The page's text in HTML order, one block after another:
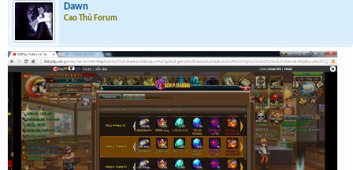
Dawn
Cao Thủ Forum